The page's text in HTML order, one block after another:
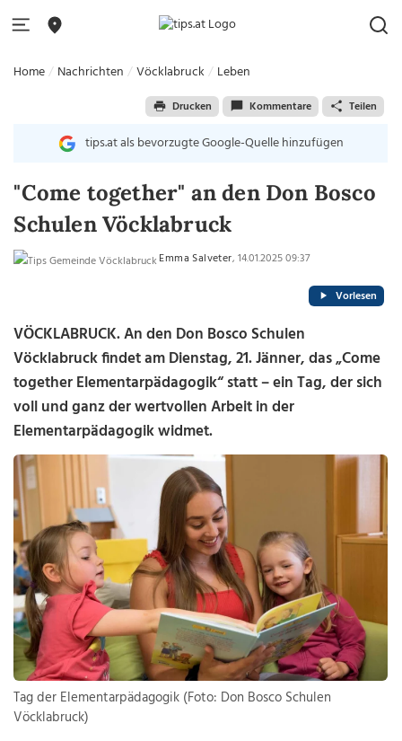
Home Nachrichten Vöcklabruck Leben
Drucken Kommentare Teilen
tips.at als bevorzugte Google-Quelle hinzufügen
"Come together" an den Don Bosco
Schulen Vöcklabruck
Emma Salveter, 14.01.2025 09:37
Vorlesen
VÖCKLABRUCK. An den Don Bosco Schulen
Vöcklabruck findet am Dienstag, 21. Jänner, das „Come
together Elementarpädagogik“ statt – ein Tag, der sich
voll und ganz der wertvollen Arbeit in der
Elementarpädagogik widmet.
Tag der Elementarpädagogik (Foto: Don Bosco Schulen
Vöcklabruck)